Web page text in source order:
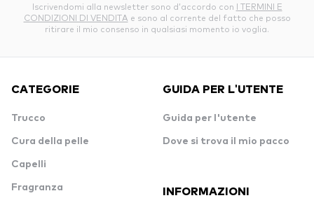
Iscrivendomi alla newsletter sono d’accordo con I TERMINI E
CONDIZIONI DI VENDITA e sono al corrente del fatto che posso
ritirare il mio consenso in qualsiasi momento io voglia.
CATEGORIE
Trucco
Cura della pelle
Capelli
Fragranza
GUIDA PER L'UTENTE
Guida per l'utente
Dove si trova il mio pacco
INFORMAZIONI